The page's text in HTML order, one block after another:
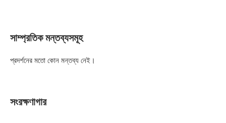
সাম্প্রতিক মন্তব্যসমূহ
প্রদর্শনের মতো কোন মন্তব্য নেই।
সংরক্ষণাগার